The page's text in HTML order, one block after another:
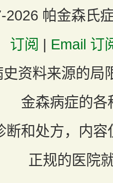
2026 帕金森氏
订阅 | Email 订
史资料来源的局
金森病症的各
断和处方，内
正规的医院